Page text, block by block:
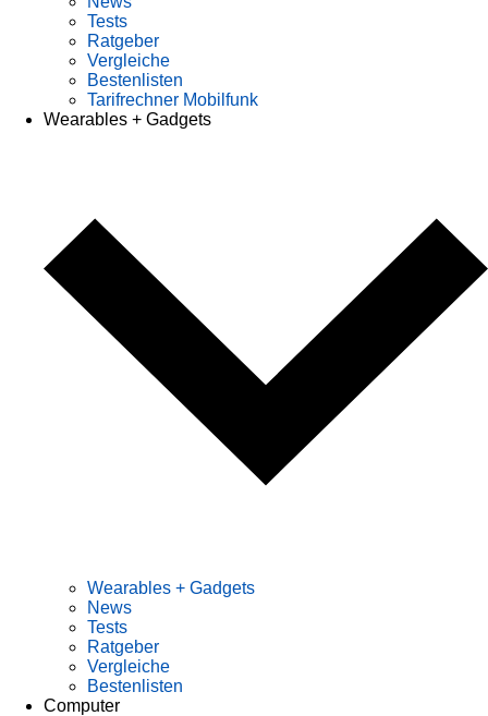
Tests
Ratgeber
Vergleiche
Bestenlisten
Tarifrechner Mobilfunk
Wearables + Gadgets
Wearables + Gadgets
News
Tests
Ratgeber
Vergleiche
Bestenlisten
Computer